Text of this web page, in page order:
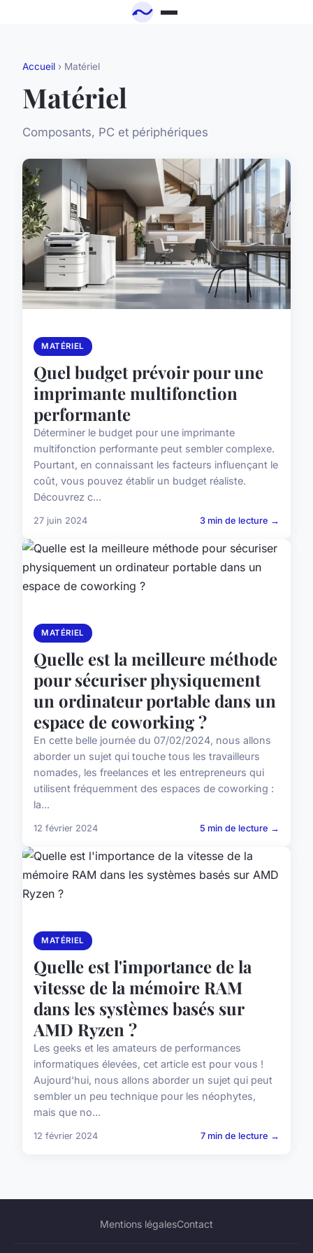
Accueil › Matériel
Matériel
Composants, PC et périphériques
MATÉRIEL
Quel budget prévoir pour une
imprimante multifonction
performante
Déterminer le budget pour une imprimante
multifonction performante peut sembler complexe.
Pourtant, en connaissant les facteurs influençant le
coût, vous pouvez établir un budget réaliste.
Découvrez c...
27 juin 2024 3 min de lecture →
MATÉRIEL
Quelle est la meilleure méthode
pour sécuriser physiquement
un ordinateur portable dans un
espace de coworking ?
En cette belle journée du 07/02/2024, nous allons
aborder un sujet qui touche tous les travailleurs
nomades, les freelances et les entrepreneurs qui
utilisent fréquemment des espaces de coworking :
la...
12 février 2024 5 min de lecture →
MATÉRIEL
Quelle est l'importance de la
vitesse de la mémoire RAM
dans les systèmes basés sur
AMD Ryzen ?
Les geeks et les amateurs de performances
informatiques élevées, cet article est pour vous !
Aujourd'hui, nous allons aborder un sujet qui peut
sembler un peu technique pour les néophytes,
mais que no...
12 février 2024 7 min de lecture →
Mentions légalesContact